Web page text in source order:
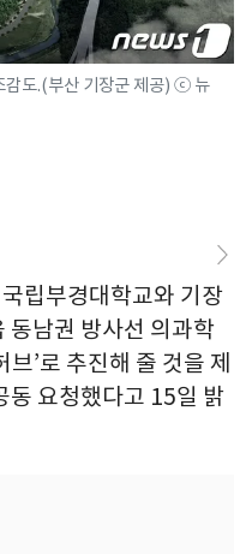
감도.(부산 기장군 제공) ⓒ 뉴
립부경대학교와 기장
동남권 방사선 의과학
’로 추진해 줄 것을 제
동 요청했다고 15일 밝